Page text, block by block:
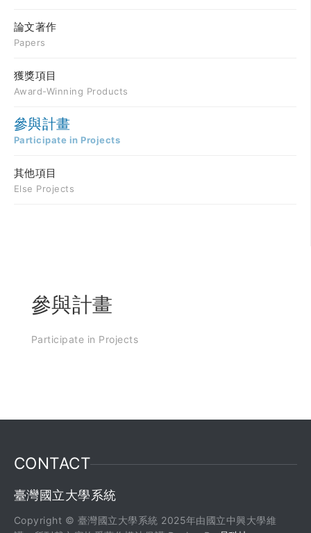
論文著作
Papers
獲獎項目
Award-Winning Products
參與計畫
Participate in Projects
其他項目
Else Projects
參與計畫
Participate in Projects
CONTACT
臺灣國立大學系統
Copyright © 臺灣國立大學系統 2025年由國立中興大學維